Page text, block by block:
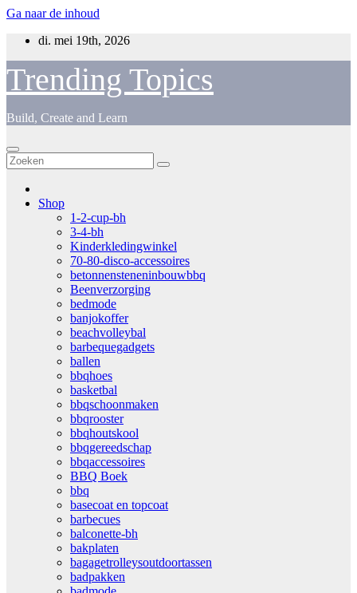
Ga naar de inhoud
di. mei 19th, 2026
Trending Topics
Build, Create and Learn
Shop
1-2-cup-bh
3-4-bh
Kinderkledingwinkel
70-80-disco-accessoires
betonnensteneninbouwbbq
Beenverzorging
bedmode
banjokoffer
beachvolleybal
barbequegadgets
ballen
bbqhoes
basketbal
bbqschoonmaken
bbqrooster
bbqhoutskool
bbqgereedschap
bbqaccessoires
BBQ Boek
bbq
basecoat en topcoat
barbecues
balconette-bh
bakplaten
bagagetrolleysoutdoortassen
badpakken